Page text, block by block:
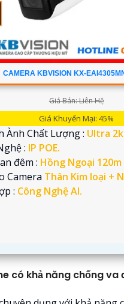
CAMERA KBVISION KX-
Giá Bán: Liên Hệ
Giá Khuyến Mại: 45%
Chất Lượng : Ultra
: IP POE.
đêm : Hồng Ngoại 120m
Camera Thân Kim loại +
: Công Nghệ AI.
có khả năng chống va